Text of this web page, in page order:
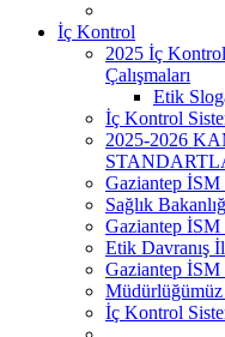
İç Kontrol
2025 İç Kontrol
Çalışmaları
Etik
İç Kontrol
2025-2026
Gaziantep İSM
Sağlık
Gaziantep
Etik Davranış
Gaziantep İSM
Müdürlüğümüz
İç Kontrol